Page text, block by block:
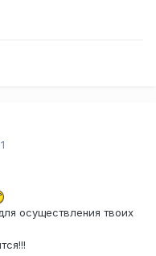
осуществления твоих